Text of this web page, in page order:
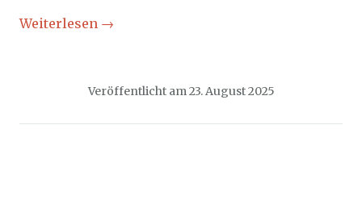
Weiterlesen →
Veröffentlicht am 23. August 2025